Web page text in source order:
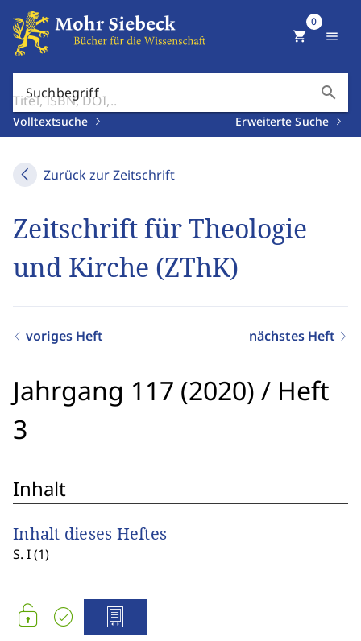
Suchbegriff search
Volltextsuche Erweiterte Suche
shopping_cart
0
menu
Zurück zur Zeitschrift
Zeitschrift für Theologie
und Kirche (ZThK)
voriges Heft nächstes Heft
Jahrgang 117 (2020) / Heft
3
Inhalt
Inhalt dieses Heftes
S. I (1)